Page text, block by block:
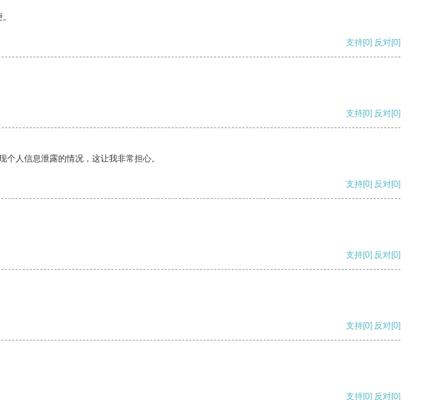
支持[0] 反对[0]
支持[0] 反对[0]
人信息泄露的情况，这让我非常担心。
支持[0] 反对[0]
支持[0] 反对[0]
支持[0] 反对[0]
支持[0] 反对[0]